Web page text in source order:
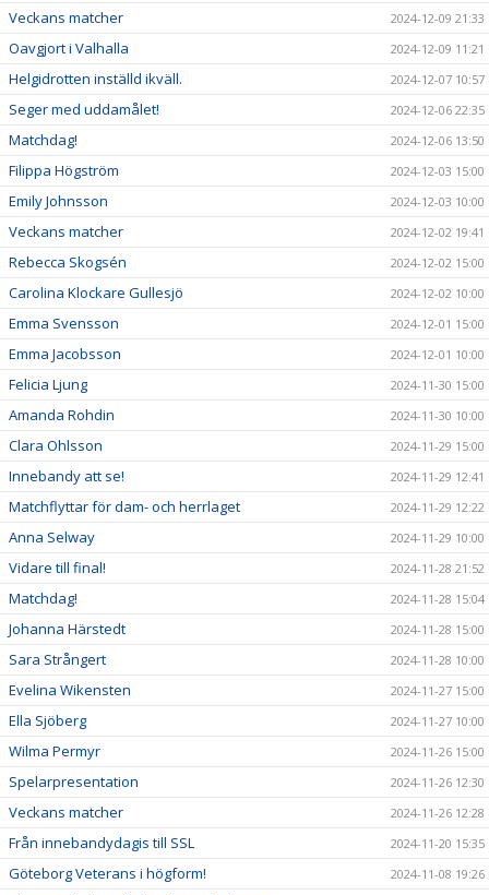
Veckans matcher 2024-12-09 21:33
Oavgjort i Valhalla 2024-12-09 11:21
Helgidrotten inställd ikväll. 2024-12-07 10:57
Seger med uddamålet! 2024-12-06 22:35
Matchdag! 2024-12-06 13:50
Filippa Högström 2024-12-03 15:00
Emily Johnsson 2024-12-03 10:00
Veckans matcher 2024-12-02 19:41
Rebecca Skogsén 2024-12-02 15:00
Carolina Klockare Gullesjö 2024-12-02 10:00
Emma Svensson 2024-12-01 15:00
Emma Jacobsson 2024-12-01 10:00
Felicia Ljung 2024-11-30 15:00
Amanda Rohdin 2024-11-30 10:00
Clara Ohlsson 2024-11-29 15:00
Innebandy att se! 2024-11-29 12:41
Matchflyttar för dam- och herrlaget 2024-11-29 12:22
Anna Selway 2024-11-29 10:00
Vidare till final! 2024-11-28 21:52
Matchdag! 2024-11-28 15:04
Johanna Härstedt 2024-11-28 15:00
Sara Strångert 2024-11-28 10:00
Evelina Wikensten 2024-11-27 15:00
Ella Sjöberg 2024-11-27 10:00
Wilma Permyr 2024-11-26 15:00
Spelarpresentation 2024-11-26 12:30
Veckans matcher 2024-11-26 12:28
Från innebandydagis till SSL 2024-11-20 15:35
Göteborg Veterans i högform! 2024-11-08 19:26